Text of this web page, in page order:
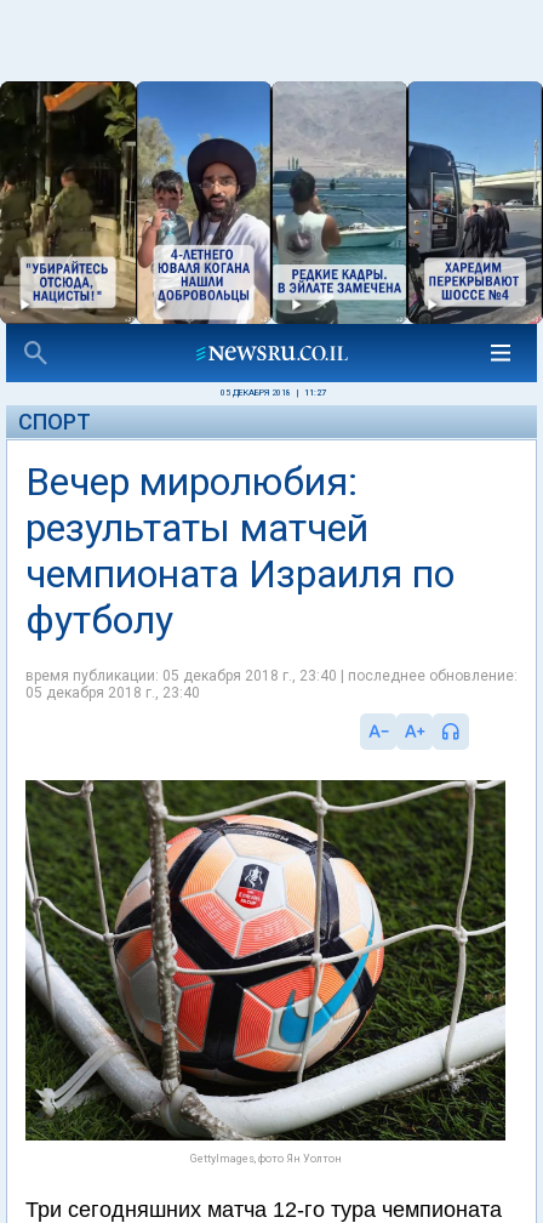
05 ДЕКАБРЯ 2018 11:27
СПОРТ
Вечер миролюбия:
результаты матчей
чемпионата Израиля по
футболу
время публикации: 05 декабря 2018 г., 23:40 | последнее обновление:
05 декабря 2018 г., 23:40
GettyImages, фото Ян Уолтон
Три сегодняшних матча 12-го тура чемпионата